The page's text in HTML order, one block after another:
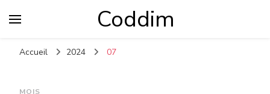
Coddim
Accueil 2024 07
MOIS